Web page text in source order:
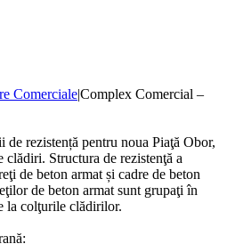
Comerciale|Complex Comercial –
rezistență pentru noua Piaţă Obor,
Structura de rezistenţă a
de beton armat și cadre de beton
de beton armat sunt grupaţi în
la colţurile clădirilor.